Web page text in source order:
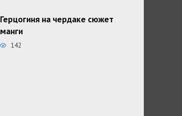
Герцогиня на чердаке сюжет
манги
142